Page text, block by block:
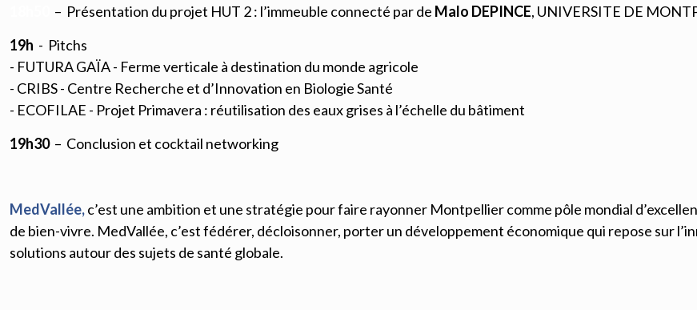
– Présentation du projet HUT 2 : l’immeuble connecté par de Malo DEPINCE, UNIVERSITE DE
19h - Pitchs
- FUTURA GAÏA - Ferme verticale à destination du monde agricole
- CRIBS - Centre Recherche et d’Innovation en Biologie Santé
- ECOFILAE - Projet Primavera : réutilisation des eaux grises à l’échelle du bâtiment
19h30– Conclusion et cocktail networking
MedVallée,c’est une ambition et une stratégie pour faire rayonner Montpellier comme pôle mondial
de bien-vivre. MedVallée, c’est fédérer, décloisonner, porter un développement économique qui repose sur
solutions autour des sujets de santé globale.